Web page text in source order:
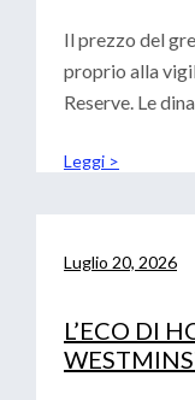
Il prezzo del
proprio alla
Reserve. Le
Leggi >
Luglio 20, 2026
L’ECO DI